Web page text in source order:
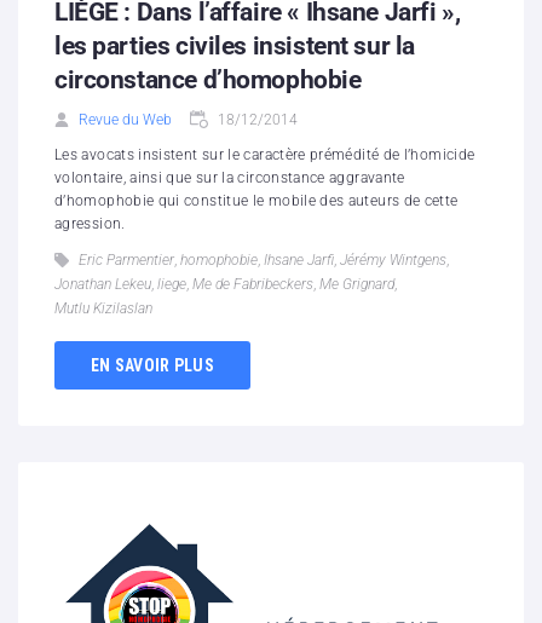
LIÈGE : Dans l’affaire « Ihsane Jarfi »,
les parties civiles insistent sur la
circonstance d’homophobie
Revue du Web 18/12/2014
Les avocats insistent sur le caractère prémédité de l’homicide
volontaire, ainsi que sur la circonstance aggravante
d’homophobie qui constitue le mobile des auteurs de cette
agression.
Eric Parmentier, homophobie, Ihsane Jarfi, Jérémy Wintgens,
Jonathan Lekeu, liege, Me de Fabribeckers, Me Grignard,
Mutlu Kizilaslan
EN SAVOIR PLUS